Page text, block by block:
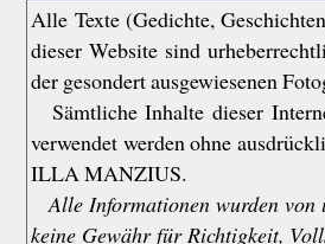
Alle Texte (Gedichte,
dieser Website sind
der gesondert ausgewiesenen
Sämtliche Inhalte dieser
verwendet werden ohne
ILLA MANZIUS.
Alle Informationen wurden von
keine Gewähr für Richtigkeit,